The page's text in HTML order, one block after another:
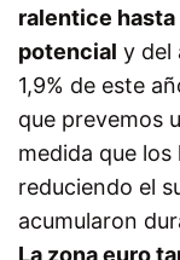
ralentice hasta
potencial y del
1,9% de este
que prevemos
medida que
reduciendo el
acumularon
La zona euro